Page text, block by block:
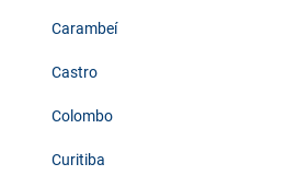
Carambeí
Castro
Colombo
Curitiba